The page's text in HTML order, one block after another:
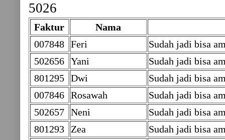
5026
Faktur
Nama
007848 Feri
Sudah jadi bisa
502656 Yani
Sudah jadi bisa
801295 Dwi
Sudah jadi bisa
007846 Rosawah
Sudah jadi bisa
502657 Neni
Sudah jadi bisa
801293
Zea
Sudah jadi bisa